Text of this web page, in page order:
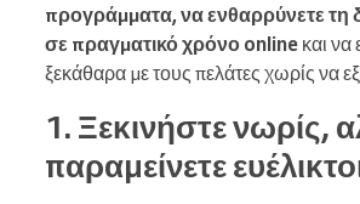
προγράμματα, να ενθαρρύνετε τη
σε πραγματικό χρόνο online και να
ξεκάθαρα με τους πελάτες χωρίς να
1. Ξεκινήστε νωρίς,
παραμείνετε